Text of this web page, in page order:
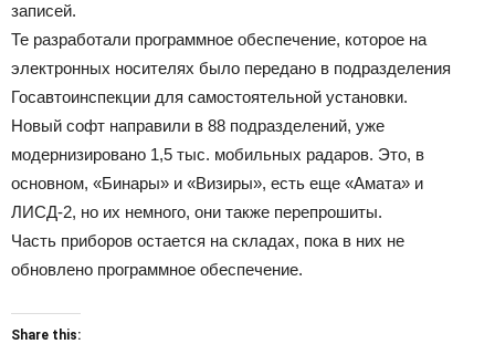
записей.
Те разработали программное обеспечение, которое на
электронных носителях было передано в подразделения
Госавтоинспекции для самостоятельной установки.
Новый софт направили в 88 подразделений, уже
модернизировано 1,5 тыс. мобильных радаров. Это, в
основном, «Бинары» и «Визиры», есть еще «Амата» и
ЛИСД-2, но их немного, они также перепрошиты.
Часть приборов остается на складах, пока в них не
обновлено программное обеспечение.
Share this: